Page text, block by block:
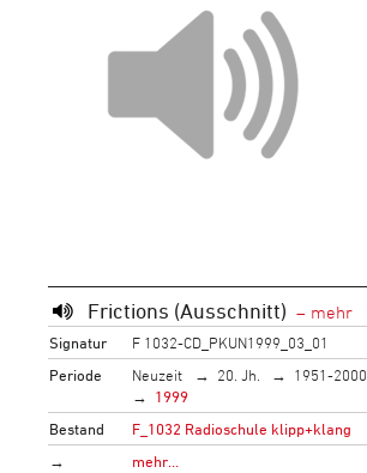
Frictions (Ausschnitt)
Signatur
F 1032-CD_PKUN1999_03_01
Periode
Neuzeit 20. Jh. 1951-2000
1999
Bestand
F_1032 Radioschule klipp+klang
→
mehr…